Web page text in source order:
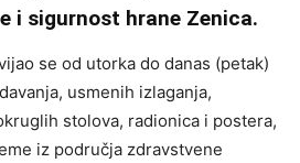
i sigurnost hrane Zenica.
se od utorka do danas (petak)
usmenih izlaganja,
stolova, radionica i postera,
iz područja zdravstvene